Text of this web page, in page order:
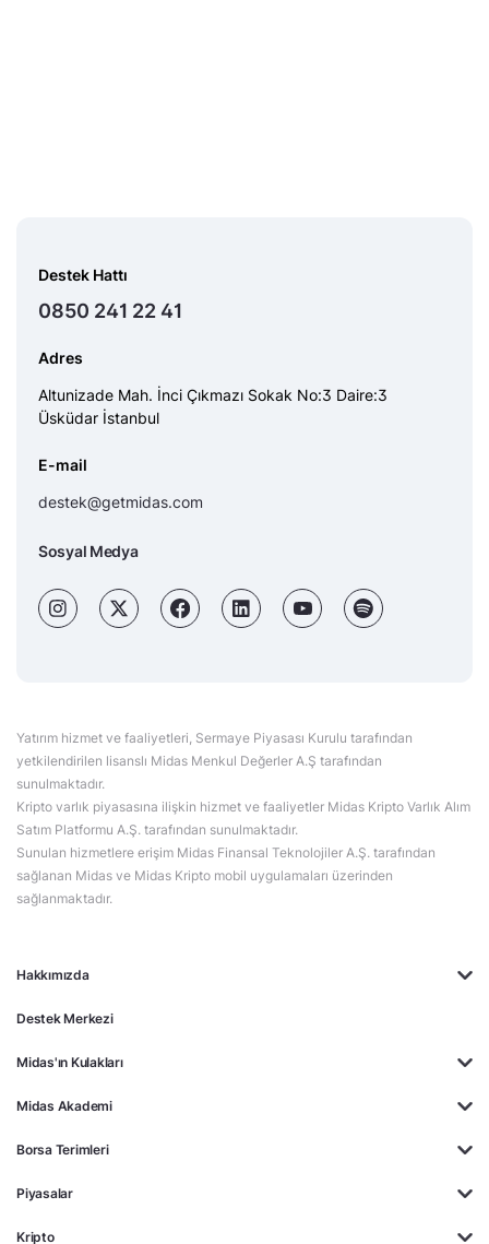
Hakkımızda
Destek Merkezi
Midas'ın Kulakları
Midas Akademi
Borsa Terimleri
Piyasalar
Kripto
Destek Hattı
0850 241 22 41
Adres
Altunizade Mah. İnci Çıkmazı Sokak No:3 Daire:3
Üsküdar İstanbul
E-mail
destek@getmidas.com
Sosyal Medya
Yatırım hizmet ve faaliyetleri, Sermaye Piyasası Kurulu tarafından
yetkilendirilen lisanslı Midas Menkul Değerler A.Ş tarafından
sunulmaktadır.
Kripto varlık piyasasına ilişkin hizmet ve faaliyetler Midas Kripto Varlık Alım
Satım Platformu A.Ş. tarafından sunulmaktadır.
Sunulan hizmetlere erişim Midas Finansal Teknolojiler A.Ş. tarafından
sağlanan Midas ve Midas Kripto mobil uygulamaları üzerinden
sağlanmaktadır.